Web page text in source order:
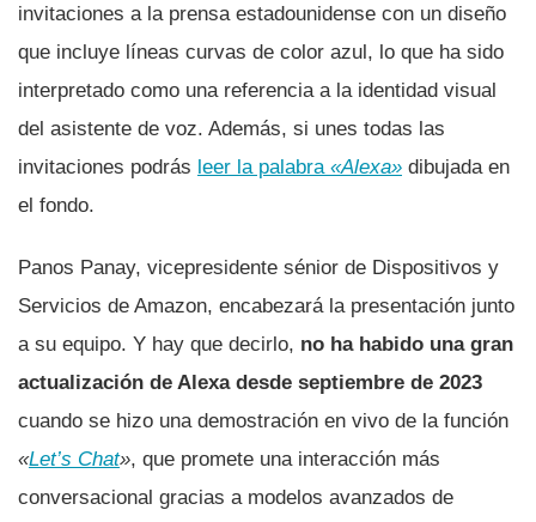
invitaciones a la prensa estadounidense con un diseño
que incluye líneas curvas de color azul, lo que ha sido
interpretado como una referencia a la identidad visual
del asistente de voz. Además, si unes todas las
invitaciones podrás leer la palabra «Alexa» dibujada en
el fondo.
Panos Panay, vicepresidente sénior de Dispositivos y
Servicios de Amazon, encabezará la presentación junto
a su equipo. Y hay que decirlo, no ha habido una gran
actualización de Alexa desde septiembre de 2023
cuando se hizo una demostración en vivo de la función
«Let’s Chat», que promete una interacción más
conversacional gracias a modelos avanzados de